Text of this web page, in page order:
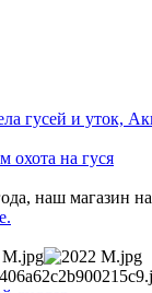
гусей и уток,
охота на гуся
наш магазин